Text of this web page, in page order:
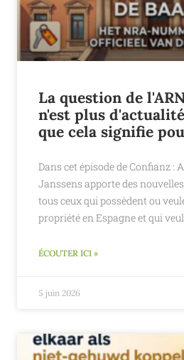
La question de
n'est plus
que cela signifie
Dans cet épisode de Confianz :
Janssens apporte des
tous ceux qui possèdent ou
propriété en Espagne et qui
ÉCOUTER ICI »
5 juin 2026